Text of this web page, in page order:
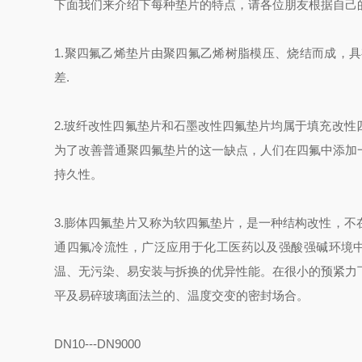
下面我们来介绍下每种垫片的特点，请各位朋友根据自
1.聚四氟乙烯垫片由聚四氟乙烯树脂模压、烧结而成，
差.
2.玻纤改性四氟垫片和石墨改性四氟垫片均属于填充改
为了改善普通聚四氟垫片的这一缺点，人们在四氟中添
持久性。
3.膨体四氟垫片又称为软四氟垫片，是一种结构改性，
通四氟冷流性，广泛应用于化工医药以及强酸强碱环
温、无污染、易安装与拆换的优异性能。在很小的预紧
平及易碎玻璃面法兰的、温度交变的密封场合。
DN10---DN9000